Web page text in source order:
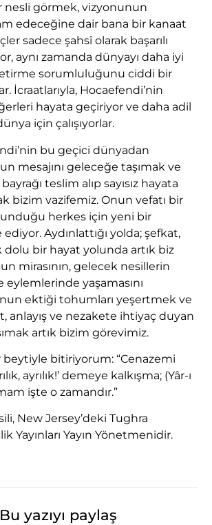
nesli görmek, vizyonunun
edeceğine dair bana bir kanaat
sadece şahsî olarak başarılı
aynı zamanda dünyayı daha iyi
sorumluluğunu ciddi bir
İcraatlarıyla, Hocaefendi’nin
hayata geçiriyor ve daha adil
için çalışıyorlar.
bu geçici dünyadan
mesajını geleceğe taşımak ve
teslim alıp sayısız hayata
bizim vazifemiz. Onun vefatı bir
herkes için yeni bir
ediyor. Aydınlattığı yolda; şefkat,
bir hayat yolunda artık biz
mirasının, gelecek nesillerin
yaşamasını
ektiği tohumları yeşertmek ve
anlayış ve nezakete ihtiyaç duyan
artık bizim görevimiz.
beytiyle bitiriyorum: “Cenazemi
ayrılık!’ demeye kalkışma; (Yâr-ı
işte o zamandır.”
New Jersey’deki Tughra
Yayınları Yayın Yönetmenidir.
Bu yazıyı paylaş